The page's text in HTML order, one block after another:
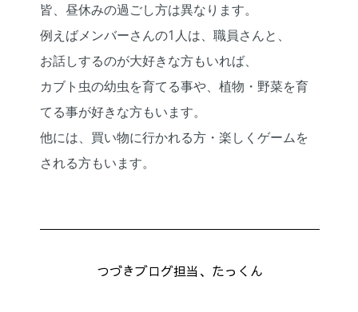
皆、昼休みの過ごし方は異なります。
例えばメンバーさんの1人は、職員さんと、
お話しするのが大好きな方もいれば、
カブト虫の幼虫を育てる事や、植物・野菜を育
てる事が好きな方もいます。
他には、買い物に行かれる方・楽しくゲームを
される方もいます。
つづきブログ担当、たっくん